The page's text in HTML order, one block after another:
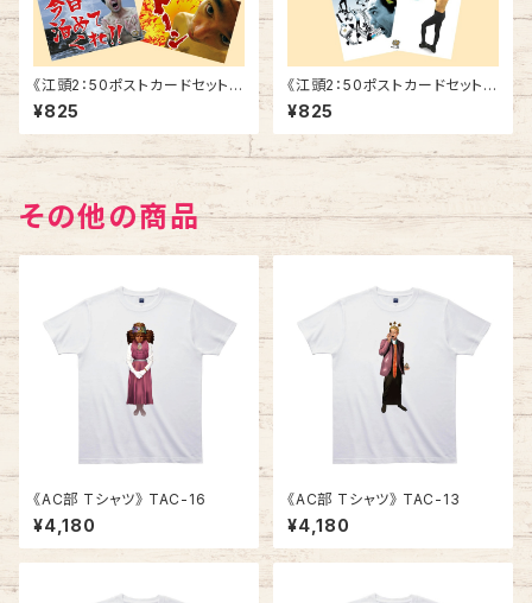
《江頭2：50ポストカードセット》
SCE-V3
¥825
《江頭2：50ポストカードセット》
SCE-V2
¥825
その他の商品
《AC部 Tシャツ》 TAC-16
¥4,180
《AC部 Tシャツ》 TAC-13
¥4,180